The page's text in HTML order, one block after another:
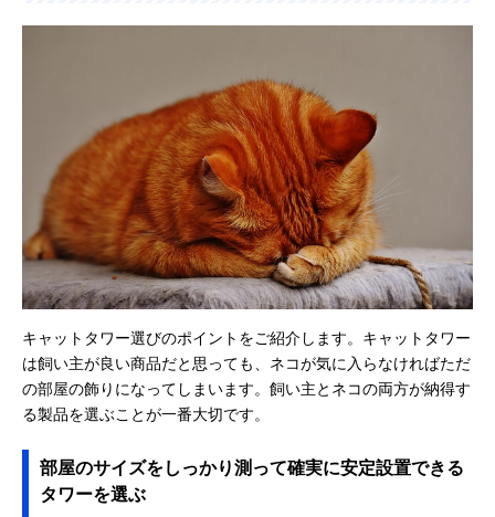
キャットタワー選びのポイントをご紹介します。キャットタワー
は飼い主が良い商品だと思っても、ネコが気に入らなければただ
の部屋の飾りになってしまいます。飼い主とネコの両方が納得す
る製品を選ぶことが一番大切です。
部屋のサイズをしっかり測って確実に安定設置できる
タワーを選ぶ